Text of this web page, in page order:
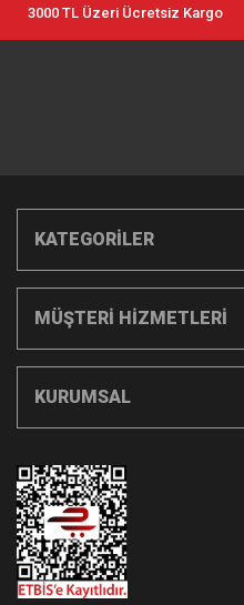
3000 TL Üzeri Ücretsiz Kargo
KATEGORİLER
MÜŞTERİ HİZMETLERİ
KURUMSAL